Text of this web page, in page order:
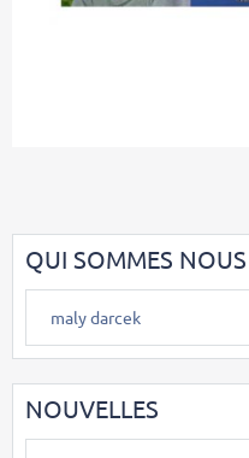
QUI SOMMES NOUS
maly darcek
NOUVELLES